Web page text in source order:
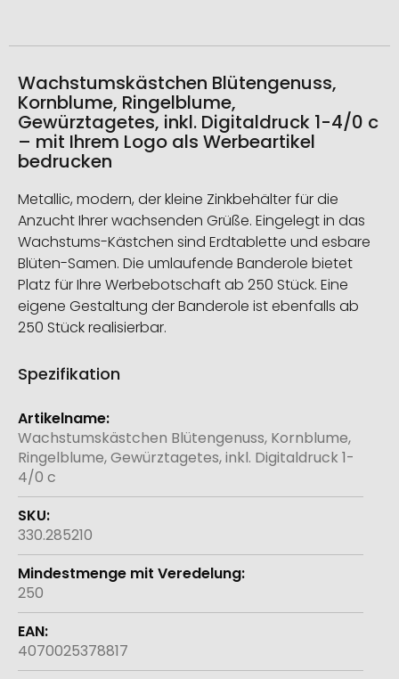
Wachstumskästchen Blütengenuss,
Kornblume, Ringelblume,
Gewürztagetes, inkl. Digitaldruck 1-4/0 c
– mit Ihrem Logo als Werbeartikel
bedrucken
Metallic, modern, der kleine Zinkbehälter für die
Anzucht Ihrer wachsenden Grüße. Eingelegt in das
Wachstums-Kästchen sind Erdtablette und esbare
Blüten-Samen. Die umlaufende Banderole bietet
Platz für Ihre Werbebotschaft ab 250 Stück. Eine
eigene Gestaltung der Banderole ist ebenfalls ab
250 Stück realisierbar.
Spezifikation
Weitere
Informationen
Wachstumskästchen Blütengenuss, Kornblume,
Ringelblume, Gewürztagetes, inkl. Digitaldruck 1-
4/0 c
330.285210
250
4070025378817